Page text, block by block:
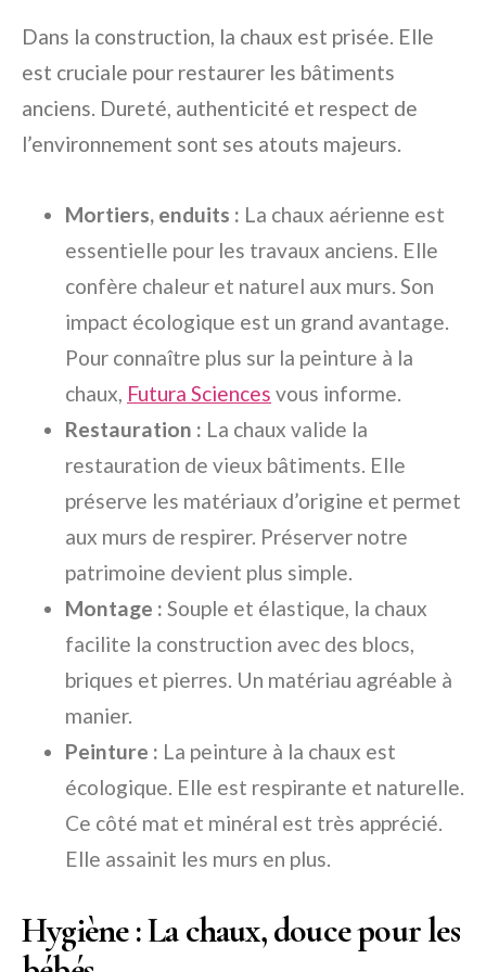
Dans la construction, la chaux est prisée. Elle
est cruciale pour restaurer les bâtiments
anciens. Dureté, authenticité et respect de
l’environnement sont ses atouts majeurs.
Mortiers, enduits : La chaux aérienne est
essentielle pour les travaux anciens. Elle
confère chaleur et naturel aux murs. Son
impact écologique est un grand avantage.
Pour connaître plus sur la peinture à la
chaux, Futura Sciences vous informe.
Restauration : La chaux valide la
restauration de vieux bâtiments. Elle
préserve les matériaux d’origine et permet
aux murs de respirer. Préserver notre
patrimoine devient plus simple.
Montage : Souple et élastique, la chaux
facilite la construction avec des blocs,
briques et pierres. Un matériau agréable à
manier.
Peinture : La peinture à la chaux est
écologique. Elle est respirante et naturelle.
Ce côté mat et minéral est très apprécié.
Elle assainit les murs en plus.
Hygiène : La chaux, douce pour les